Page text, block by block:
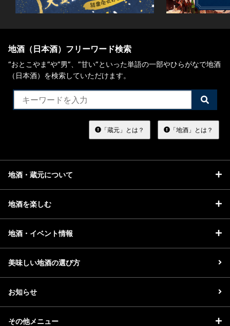
地酒（日本酒）フリーワード検索
“おとこやま”や“男”、”甘い”といった単語の一部やひらがなで地酒
（日本酒）を検索していただけます。
検
索
る
「蔵元」とは？ 「地酒」とは？
地酒・蔵元について
地酒を楽しむ
地酒・イベント情報
美味しい地酒の選び方
お知らせ
その他メニュー